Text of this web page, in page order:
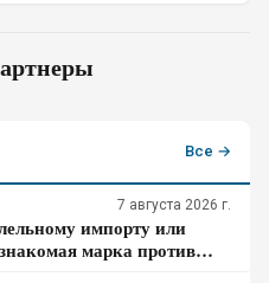
Все →
7 августа 2026 г.
импорту или
марка против